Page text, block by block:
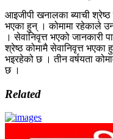
आइजीपी खनालका ब्याची श्रेष्ठ
भएका हुन् । कोमामा रहेकाले
। सेवानिवृत्त भएको जानकारी
श्रेष्ठ कोमामै सेवानिवृत्त
भइरहेको छ । तीन वर्षयता
छ ।
Related